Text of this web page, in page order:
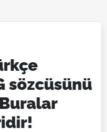
sözcüsünü